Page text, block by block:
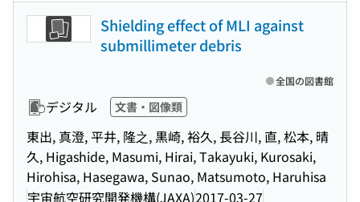
Shielding effect of MLI against
submillimeter debris
デジタル 文書・図像類
東出, 真澄, 平井, 隆之, 黒崎, 裕久, 長谷川, 直, 松本, 晴
久, Higashide, Masumi, Hirai, Takayuki, Kurosaki,
Hirohisa, Hasegawa, Sunao, Matsumoto, Haruhisa
宇宙航空研究開発機構(JAXA)2017-03-27
全国の図書館